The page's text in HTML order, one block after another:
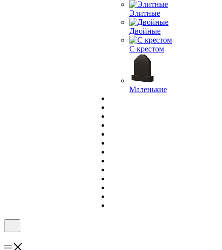
Элитные
Двойные
С крестом
Маленькие